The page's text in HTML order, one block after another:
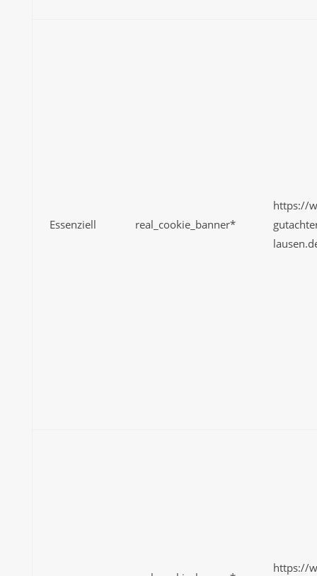
Essenziell real_cookie_banner*
https://
https://